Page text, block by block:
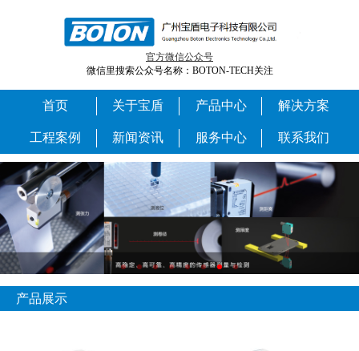
官方微信公众号
微信里搜索公众号名称：BOTON-TECH关注
首页 关于宝盾 产品中心 解决方案
工程案例 新闻资讯 服务中心 联系我们
产品展示